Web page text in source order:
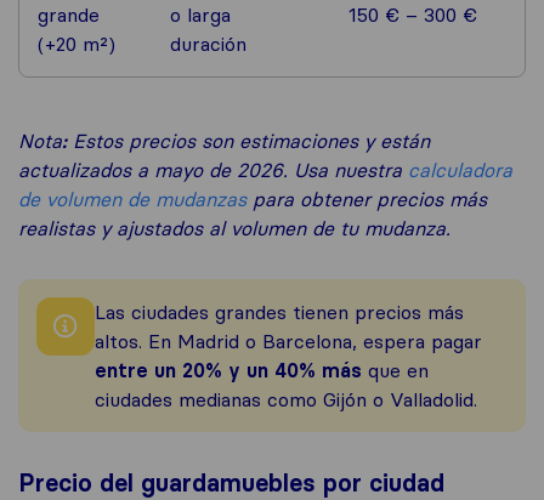
grande
(+20 m²)
o larga
duración
150 € – 300 €
Nota:Estos precios son estimaciones y están
actualizados a mayo de 2026. Usa nuestra calculadora
de volumen de mudanzaspara obtener precios más
realistas y ajustados al volumen de tu mudanza.
Las ciudades grandes tienen precios más
altos. En Madrid o Barcelona, espera pagar
entre un 20% y un 40% más que en
ciudades medianas como Gijón o Valladolid.
Precio del guardamuebles por ciudad